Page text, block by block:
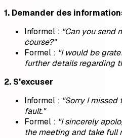
1. Demander des
Informel : "Can you send
course?"
Formel : "I would be
further details regarding
2. S'excuser
Informel : "Sorry I
fault."
Formel : "I sincerely
the meeting and take full